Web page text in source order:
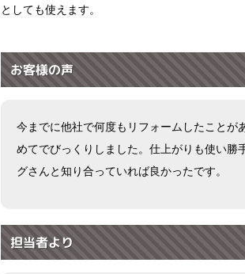
としても使えます。
お客様の声
今までに他社で何度もリフォームしたことが
めてでびっくりしました。仕上がりも使い勝
グさんと知り合っていれば良かったです。
担当者より